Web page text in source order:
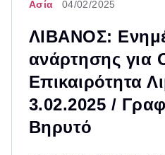
Ασία 04/02/2025
ΛΙΒΑΝΟΣ:
ανάρτησης για
Επικαιρότητα
3.02.2025 /
Βηρυτό